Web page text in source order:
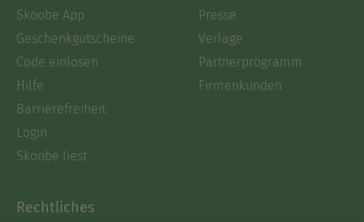
Skoobe App
Geschenkgutscheine
Code einlösen
Hilfe
Barrierefreiheit
Login
Skoobe liest
Presse
Verlage
Partnerprogramm
Firmenkunden
Rechtliches